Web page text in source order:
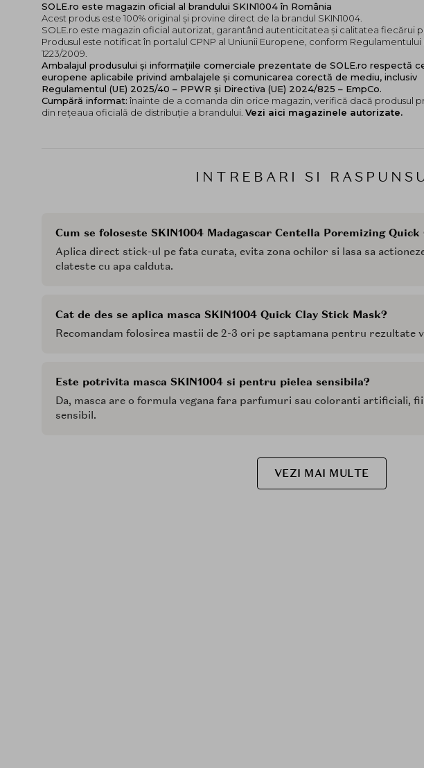
SOLE.ro este magazin oficial al brandului SKIN1004 în România
Acest produs este 100% original și provine direct de la brandul SKIN1004.
SOLE.ro este magazin oficial autorizat, garantând autenticitatea și calitatea fiecărui
Produsul este notificat în portalul CPNP al Uniunii Europene, conform Regulamentului
1223/2009.
Ambalajul produsului și informațiile comerciale prezentate de SOLE.ro respectă
europene aplicabile privind ambalajele și comunicarea corectă de mediu, inclusiv
Regulamentul (UE) 2025/40 – PPWR și Directiva (UE) 2024/825 – EmpCo.
Cumpără informat: înainte de a comanda din orice magazin, verifică dacă produsul
din rețeaua oficială de distribuție a brandului. Vezi aici magazinele autorizate.
INTREBARI SI
Cum se foloseste SKIN1004 Madagascar Centella Poremizing
Aplica direct stick-ul pe fata curata, evita zona ochilor si lasa sa
clateste cu apa calduta.
Cat de des se aplica masca SKIN1004 Quick Clay Stick Mask?
Recomandam folosirea mastii de 2-3 ori pe saptamana pentru rezultate
Este potrivita masca SKIN1004 si pentru pielea sensibila?
Da, masca are o formula vegana fara parfumuri sau coloranti artificiali,
sensibil.
VEZI MAI MULTE